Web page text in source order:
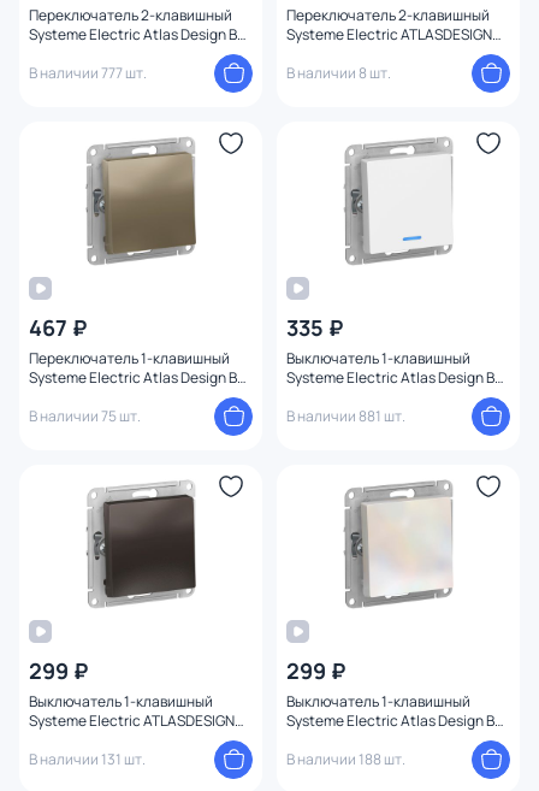
Переключатель 2-клавишный
Systeme Electric Atlas Design BD-
В наличии 777 шт.
Переключатель 2-клавишный
Systeme Electric ATLASDESIGN
В наличии 8 шт.
467 ₽
Переключатель 1-клавишный
Systeme Electric Atlas Design BD-
В наличии 75 шт.
335 ₽
Выключатель 1-клавишный
Systeme Electric Atlas Design BD-
В наличии 881 шт.
299 ₽
Выключатель 1-клавишный
Systeme Electric ATLASDESIGN
В наличии 131 шт.
299 ₽
Выключатель 1-клавишный
Systeme Electric Atlas Design BD-
В наличии 188 шт.